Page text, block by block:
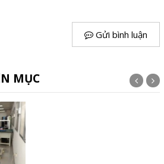
Gửi bình luận
MỤC